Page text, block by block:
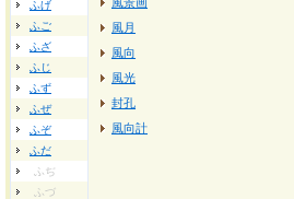
ふげ
ふご
ふざ
ふじ
ふず
ふぜ
ふぞ
ふだ
ふぢ
ふづ
風月
風向
風光
封孔
風向計